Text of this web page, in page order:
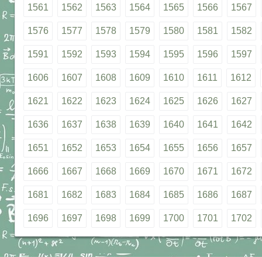
1561 1562 1563 1564 1565 1566 1567
1576 1577 1578 1579 1580 1581 1582
1591 1592 1593 1594 1595 1596 1597
1606 1607 1608 1609 1610 1611 1612
1621 1622 1623 1624 1625 1626 1627
1636 1637 1638 1639 1640 1641 1642
1651 1652 1653 1654 1655 1656 1657
1666 1667 1668 1669 1670 1671 1672
1681 1682 1683 1684 1685 1686 1687
1696 1697 1698 1699 1700 1701 1702